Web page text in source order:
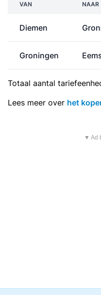
VAN NAAR
Diemen
Groningen
Totaal aantal
Lees meer over het
▼ Ad